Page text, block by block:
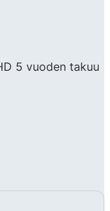
5 vuoden takuu